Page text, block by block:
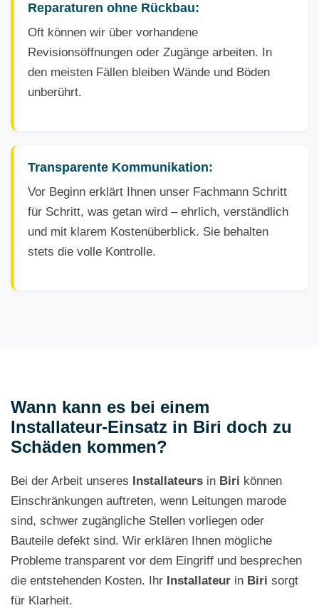
Reparaturen ohne Rückbau:
Oft können wir über vorhandene
Revisionsöffnungen oder Zugänge arbeiten. In
den meisten Fällen bleiben Wände und Böden
unberührt.
Transparente Kommunikation:
Vor Beginn erklärt Ihnen unser Fachmann Schritt
für Schritt, was getan wird – ehrlich, verständlich
und mit klarem Kostenüberblick. Sie behalten
stets die volle Kontrolle.
Wann kann es bei einem
Installateur-Einsatz in Biri doch zu
Schäden kommen?
Bei der Arbeit unseres Installateurs in Biri können
Einschränkungen auftreten, wenn Leitungen marode
sind, schwer zugängliche Stellen vorliegen oder
Bauteile defekt sind. Wir erklären Ihnen mögliche
Probleme transparent vor dem Eingriff und besprechen
die entstehenden Kosten. Ihr Installateur in Biri sorgt
für Klarheit.